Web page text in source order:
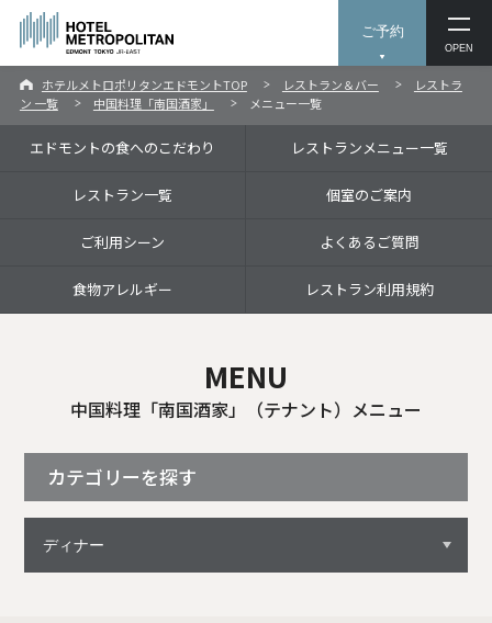
ご予約
OPEN
ホテルメトロポリタンエドモントTOP レストラン＆バー
レストラ
ン 一覧
中国料理「南国酒家」 メニュー一覧
エドモントの食へのこだわり レストランメニュー一覧
レストラン一覧 個室のご案内
ご利用シーン よくあるご質問
食物アレルギー レストラン利用規約
MENU
中国料理「南国酒家」（テナント）メニュー
カテゴリーを探す